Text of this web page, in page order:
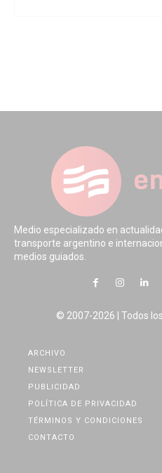
Medio especializado en
transporte argentino e
medios guiados.
© 2007-2026 | Todos
ARCHIVO
NEWSLETTER
PUBLICIDAD
POLÍTICA DE PRIVACIDAD
TÉRMINOS Y CONDICIONES
CONTACTO